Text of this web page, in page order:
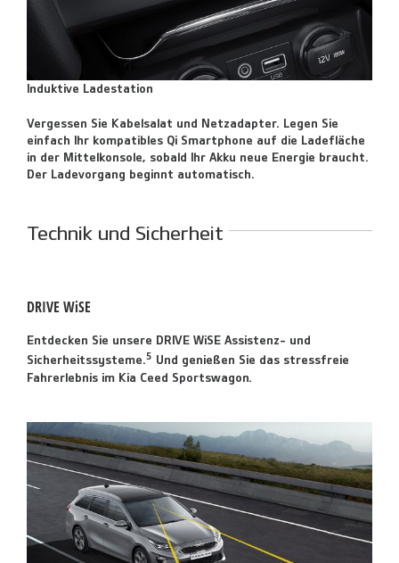
Induktive Ladestation
Vergessen Sie Kabelsalat und Netzadapter. Legen Sie
einfach Ihr kompatibles Qi Smartphone auf die Ladefläche
in der Mittelkonsole, sobald Ihr Akku neue Energie braucht.
Der Ladevorgang beginnt automatisch.
Technik und Sicherheit
DRIVE WiSE
Entdecken Sie unsere DRIVE WiSE Assistenz- und
Sicherheitssysteme.5 Und genießen Sie das stressfreie
Fahrerlebnis im Kia Ceed Sportswagon.